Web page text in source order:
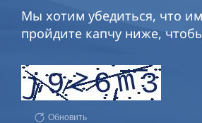
Мы хотим убедиться, что
пройдите капчу ниже,
Обновить